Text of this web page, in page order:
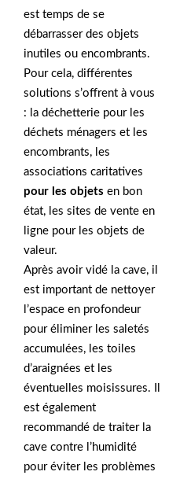
est temps de se
débarrasser des objets
inutiles ou encombrants.
Pour cela, différentes
solutions s’offrent à vous
: la déchetterie pour les
déchets ménagers et les
encombrants, les
associations caritatives
pour les objets en bon
état, les sites de vente en
ligne pour les objets de
valeur.
Après avoir vidé la cave, il
est important de nettoyer
l’espace en profondeur
pour éliminer les saletés
accumulées, les toiles
d’araignées et les
éventuelles moisissures. Il
est également
recommandé de traiter la
cave contre l’humidité
pour éviter les problèmes